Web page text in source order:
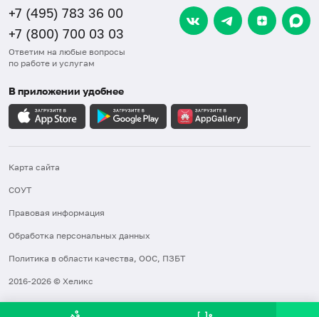
+7 (495) 783 36 00
+7 (800) 700 03 03
Ответим на любые вопросы
по работе и услугам
В приложении удобнее
Карта сайта
СОУТ
Правовая информация
Обработка персональных данных
Политика в области качества, ООС, ПЗБТ
2016-2026 © Хеликс